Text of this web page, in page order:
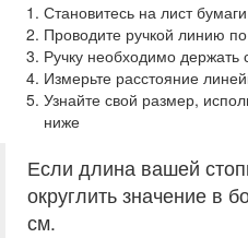
Становитесь на лист бумаги
Проводите ручкой линию
Ручку необходимо держать
Измерьте расстояние
Узнайте свой размер,
ниже
Если длина вашей
округлить значение в
см.